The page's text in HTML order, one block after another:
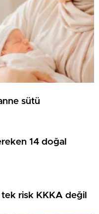
sütü
14 doğal
tek risk KKKA değil